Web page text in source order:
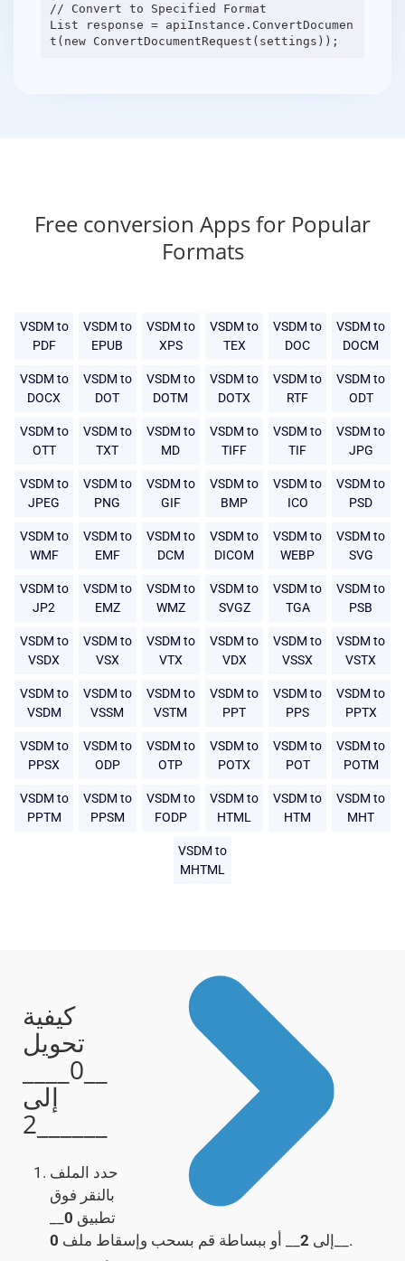
// Convert to Specified Format
List response = apiInstance.ConvertDocumen
Free conversion Apps for Popular
Formats
VSDM to
PDF
VSDM to
EPUB
VSDM to
XPS
VSDM to
TEX
VSDM to
DOC
VSDM to
DOCM
VSDM to
DOCX
VSDM to
DOT
VSDM to
DOTM
VSDM to
DOTX
VSDM to
RTF
VSDM to
ODT
VSDM to
OTT
VSDM to
TXT
VSDM to
MD
VSDM to
TIFF
VSDM to
TIF
VSDM to
JPG
VSDM to
JPEG
VSDM to
PNG
VSDM to
GIF
VSDM to
BMP
VSDM to
ICO
VSDM to
PSD
VSDM to
WMF
VSDM to
EMF
VSDM to
DCM
VSDM to
DICOM
VSDM to
WEBP
VSDM to
SVG
VSDM to
JP2
VSDM to
EMZ
VSDM to
WMZ
VSDM to
SVGZ
VSDM to
TGA
VSDM to
PSB
VSDM to
VSDX
VSDM to
VSX
VSDM to
VTX
VSDM to
VDX
VSDM to
VSSX
VSDM to
VSTX
VSDM to
VSDM
VSDM to
VSSM
VSDM to
VSTM
VSDM to
PPT
VSDM to
PPS
VSDM to
PPTX
VSDM to
PPSX
VSDM to
ODP
VSDM to
OTP
VSDM to
POTX
VSDM to
POT
VSDM to
POTM
VSDM to
PPTM
VSDM to
PPSM
VSDM to
FODP
VSDM to
HTML
VSDM to
HTM
VSDM to
MHT
VSDM to
MHTML
كيفية
تحويل
__0____
إلى
حدد الملف
بالنقر فوق
تطبيق 0
إلى 2 __ أو ببساطة قم بسحب وإسقاط ملف 0
__.